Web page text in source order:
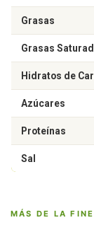
Grasas
Grasas
Hidratos de
Azúcares
Proteínas
Sal
MÁS DE LA